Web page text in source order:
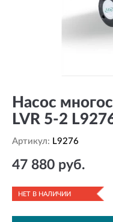
Насос
LVR 5-2
Артикул: L9276
47 880 руб.
НЕТ В НАЛИЧИИ